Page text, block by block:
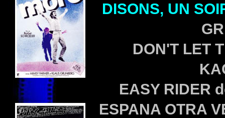
DISONS, UN
DON'T LET
EASY RIDER
ESPANA OTRA